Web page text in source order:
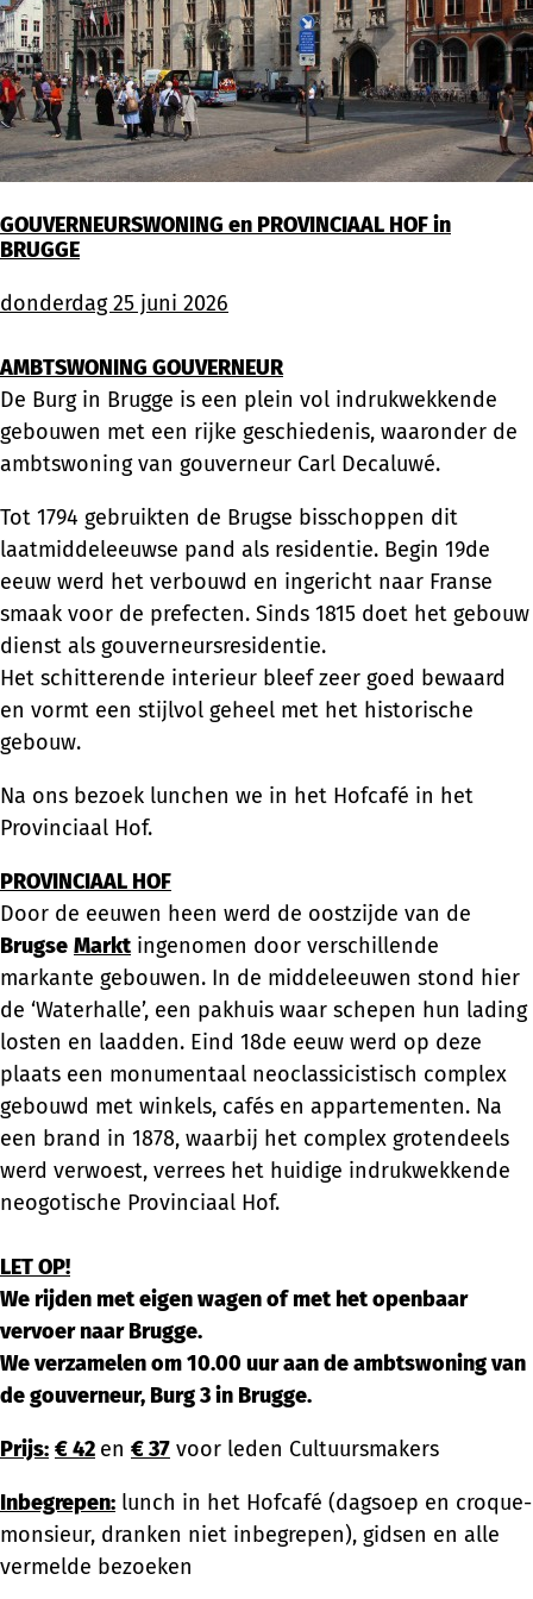
GOUVERNEURSWONING en PROVINCIAAL HOF in
BRUGGE
donderdag 25 juni 2026
AMBTSWONING GOUVERNEUR
De Burg in Brugge is een plein vol indrukwekkende
gebouwen met een rijke geschiedenis, waaronder de
ambtswoning van gouverneur Carl Decaluwé.
Tot 1794 gebruikten de Brugse bisschoppen dit
laatmiddeleeuwse pand als residentie. Begin 19de
eeuw werd het verbouwd en ingericht naar Franse
smaak voor de prefecten. Sinds 1815 doet het gebouw
dienst als gouverneursresidentie.
Het schitterende interieur bleef zeer goed bewaard
en vormt een stijlvol geheel met het historische
gebouw.
Na ons bezoek lunchen we in het Hofcafé in het
Provinciaal Hof.
PROVINCIAAL HOF
Door de eeuwen heen werd de oostzijde van de
Brugse Markt ingenomen door verschillende
markante gebouwen. In de middeleeuwen stond hier
de ‘Waterhalle’, een pakhuis waar schepen hun lading
losten en laadden. Eind 18de eeuw werd op deze
plaats een monumentaal neoclassicistisch complex
gebouwd met winkels, cafés en appartementen. Na
een brand in 1878, waarbij het complex grotendeels
werd verwoest, verrees het huidige indrukwekkende
neogotische Provinciaal Hof.
LET OP!
We rijden met eigen wagen of met het openbaar
vervoer naar Brugge.
We verzamelen om 10.00 uur aan de ambtswoning van
degouverneur, Burg 3 in Brugge.
Prijs: € 42 en € 37 voor leden Cultuursmakers
Inbegrepen: lunch in het Hofcafé (dagsoep en croque-
monsieur, dranken niet inbegrepen), gidsen en alle
vermelde bezoeken